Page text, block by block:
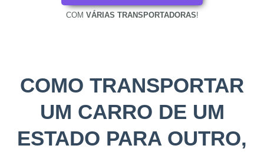
COM VÁRIAS TRANSPORTADORAS!
COMO TRANSPORTAR
UM CARRO DE UM
ESTADO PARA OUTRO,